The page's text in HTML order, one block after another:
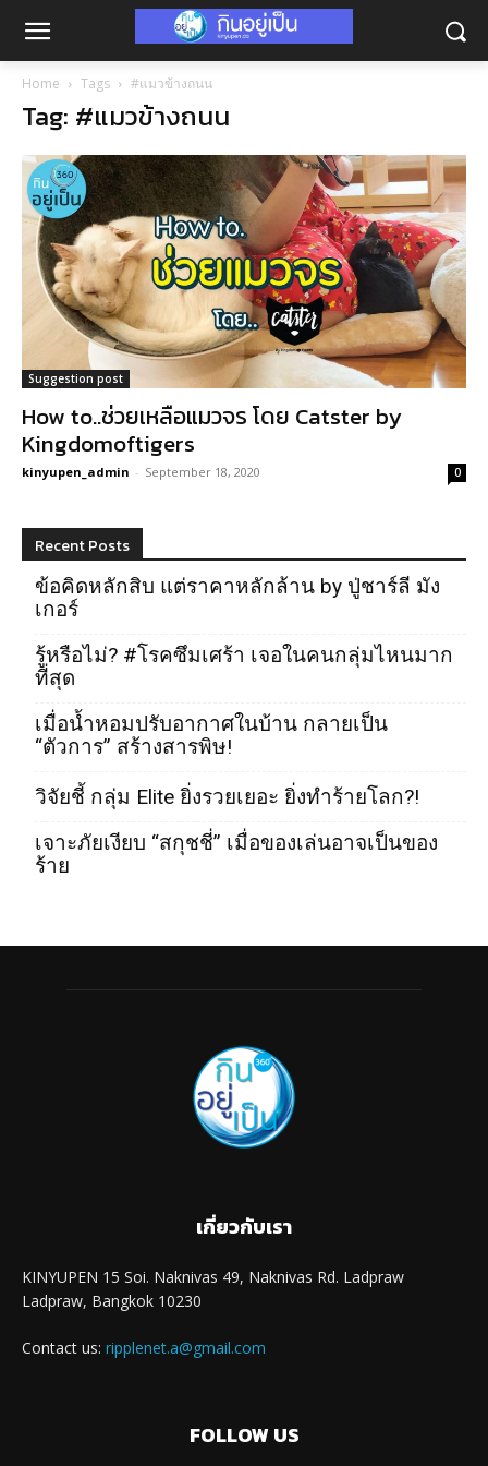
Home Tags #แมวข้างถนน
Tag: #แมวข้างถนน
Suggestion post
How to..ช่วยเหลือแมวจร โดย Catster by
Kingdomoftigers
kinyupen_admin - September 18, 2020 0
Recent Posts
ข้อคิดหลักสิบ แต่ราคาหลักล้าน by ปู่ชาร์ลี มัง
เกอร์
รู้หรือไม่? #โรคซึมเศร้า เจอในคนกลุ่มไหนมาก
ที่สุด
เมื่อน้ำหอมปรับอากาศในบ้าน กลายเป็น
“ตัวการ” สร้างสารพิษ!
วิจัยชี้ กลุ่ม Elite ยิ่งรวยเยอะ ยิ่งทำร้ายโลก?!
เจาะภัยเงียบ “สกุชชี่” เมื่อของเล่นอาจเป็นของ
ร้าย
เกี่ยวกับเรา
KINYUPEN 15 Soi. Naknivas 49, Naknivas Rd. Ladpraw
Ladpraw, Bangkok 10230
Contact us: ripplenet.a@gmail.com
FOLLOW US